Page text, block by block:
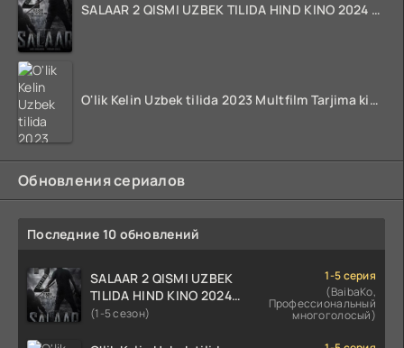
SALAAR 2 QISMI UZBEK TILIDA HIND KINO 2024 TARJIMA 720p HD Skachat
O'lik Kelin Uzbek tilida 2023 Multfilm Tarjima kino skachat
Обновления сериалов
Последние 10 обновлений
SALAAR 2 QISMI UZBEK
TILIDA HIND KINO 2024
TARJIMA 720p HD Skachat
(1-5 сезон)
1-5 серия
(BaibaKo,
Профессиональный
многоголосый)